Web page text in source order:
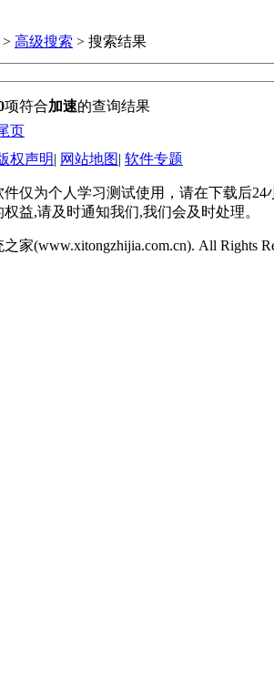
> 高级搜索 > 搜索结果
项符合加速的查询结果
页
权声明| 网站地图| 软件专题
仅为个人学习测试使用，请在下载后
益,请及时通知我们,我们会及时处理。
之家(www.xitongzhijia.com.cn). All Rights